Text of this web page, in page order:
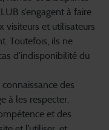
s’engagent à faire
visiteurs et utilisateurs
Toutefois, ils ne
d’indisponibilité du
connaissance des
à les respecter.
et des